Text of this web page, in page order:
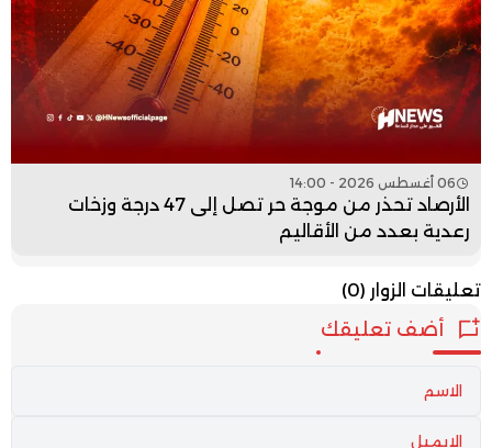
06 أغسطس 2026 - 14:00
الأرصاد تحذر من موجة حر تصل إلى 47 درجة وزخات
رعدية بعدد من الأقاليم
تعليقات الزوار (0)
أضف تعليقك